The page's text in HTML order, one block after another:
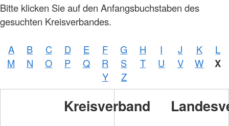
Bitte klicken Sie auf den Anfangsbuchstaben des
gesuchten Kreisverbandes.
A B C D E F G H I J K
L
M
N O P Q R S T U V W X
Y Z
Kreisverband